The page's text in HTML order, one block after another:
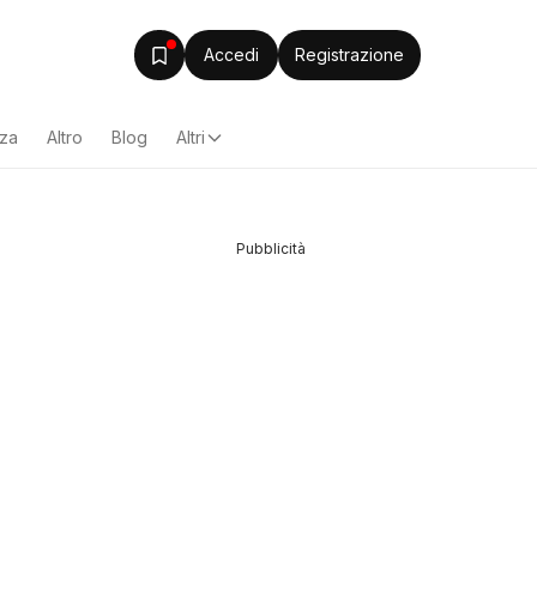
Accedi Registrazione
Altro Blog Altri
Pubblicità